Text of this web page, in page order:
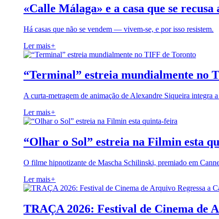
«Calle Málaga» e a casa que se recusa
Há casas que não se vendem — vivem-se, e por isso resistem.
Ler mais+
“Terminal” estreia mundialmente no
A curta-metragem de animação de Alexandre Siqueira integra
Ler mais+
“Olhar o Sol” estreia na Filmin esta
O filme hipnotizante de Mascha Schilinski, premiado em
Ler mais+
TRAÇA 2026: Festival de Cinema de